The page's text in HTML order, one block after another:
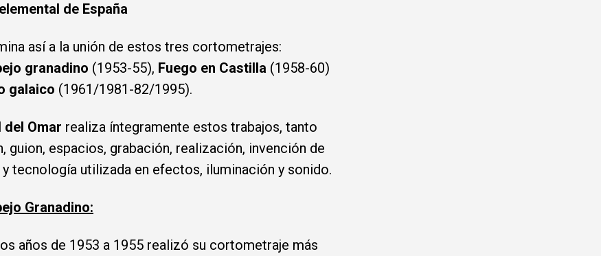
de España
así a la unión de estos tres cortometrajes:
granadino (1953-55), Fuego en Castilla (1958-60)
galaico (1961/1981-82/1995).
del Omar realiza íntegramente estos trabajos, tanto
guion, espacios, grabación, realización, invención de
tecnología utilizada en efectos, iluminación y sonido.
Granadino:
años de 1953 a 1955 realizó su cortometraje más